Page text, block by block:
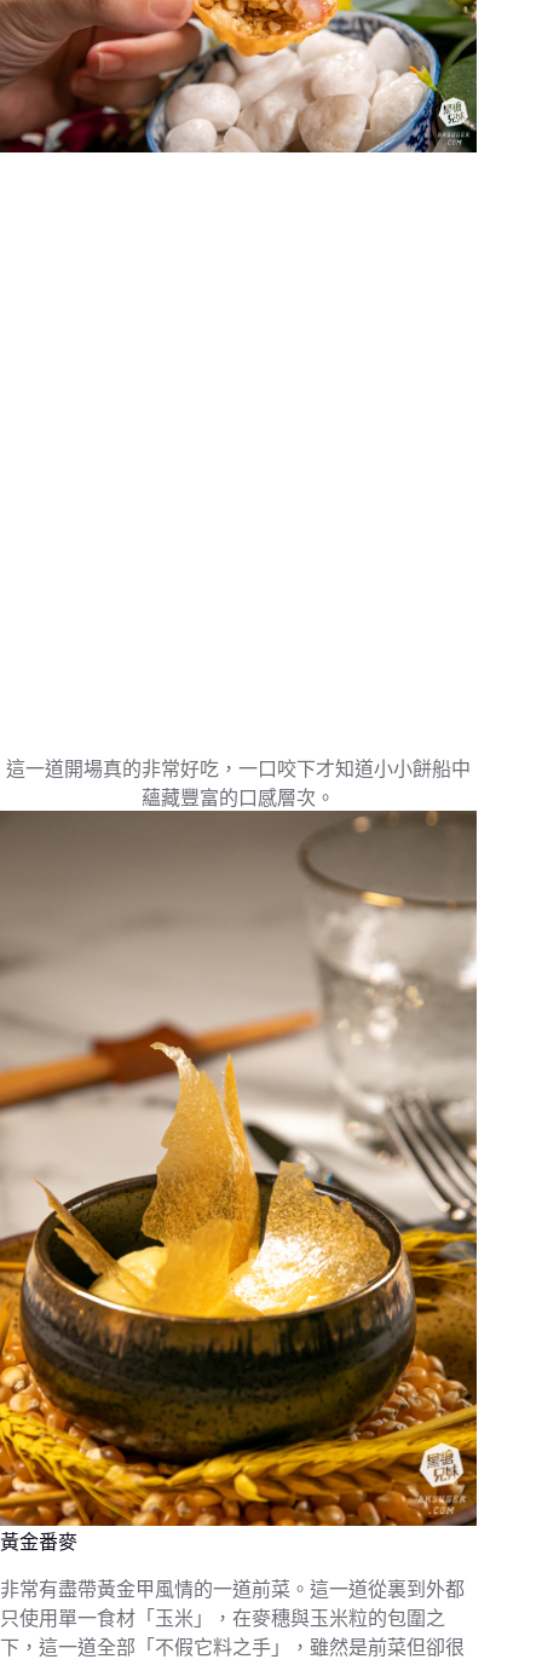
這一道開場真的非常好吃，一口咬下才知道小小餅船中
蘊藏豐富的口感層次。
黃金番麥
非常有盡帶黃金甲風情的一道前菜。這一道從裏到外都
只使用單一食材「玉米」，在麥穗與玉米粒的包圍之
下，這一道全部「不假它料之手」，雖然是前菜但卻很